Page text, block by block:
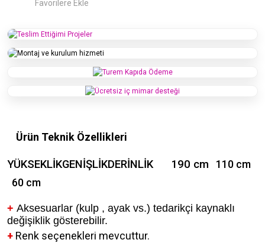
Ürün Teknik Özellikleri
YÜKSEKLİKGENİŞLİKDERİNLİK 190 cm 110 cm
60 cm
+ Aksesuarlar (kulp , ayak vs.) tedarikçi kaynaklı
değişiklik gösterebilir.
+ Renk seçenekleri mevcuttur.